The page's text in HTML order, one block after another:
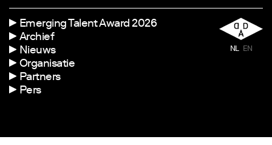
Emerging Talent Award 2026
Archief
Nieuws
Organisatie
Partners
Pers
NL EN